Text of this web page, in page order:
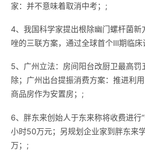
家：并不意味着取消中考；;
4、我国科学家提出根除幽门螺杆菌新
唑的三联方案，通过全球首个III期临床
5、广州立法：房间阳台改厨卫最高罚
除；广州出台提振消费方案：推进利
商品房作为安置房；;
6、胖东来创始人于东来称将收费进行
小时50万元；另规划企业家到胖东来
万；;